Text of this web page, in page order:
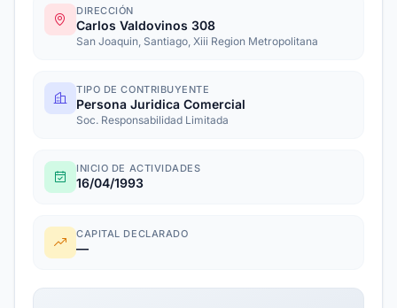
DIRECCIÓN
Carlos Valdovinos 308
San Joaquin, Santiago, Xiii Region Metropolitana
TIPO DE CONTRIBUYENTE
Persona Juridica Comercial
Soc. Responsabilidad Limitada
INICIO DE ACTIVIDADES
16/04/1993
CAPITAL DECLARADO
—